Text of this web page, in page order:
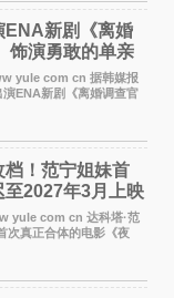
ENA新剧《离婚
饰演勇敢的单亲
com cn 据韩媒报
ENA新剧《离婚调查官
观众期待。 李宝英在
调查官洪末琴一角——即
档！范宁姐妹首
至2027年3月上映
com cn 达科塔·范
次真正合体的电影《夜
2027年2月12日推迟至
片方希望借此利用春假档